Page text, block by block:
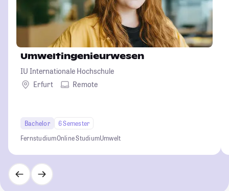
Umweltingenieurwesen
IU Internationale Hochschule
Erfurt
Remote
Bachelor
6 Semester
FernstudiumOnline StudiumUmwelt